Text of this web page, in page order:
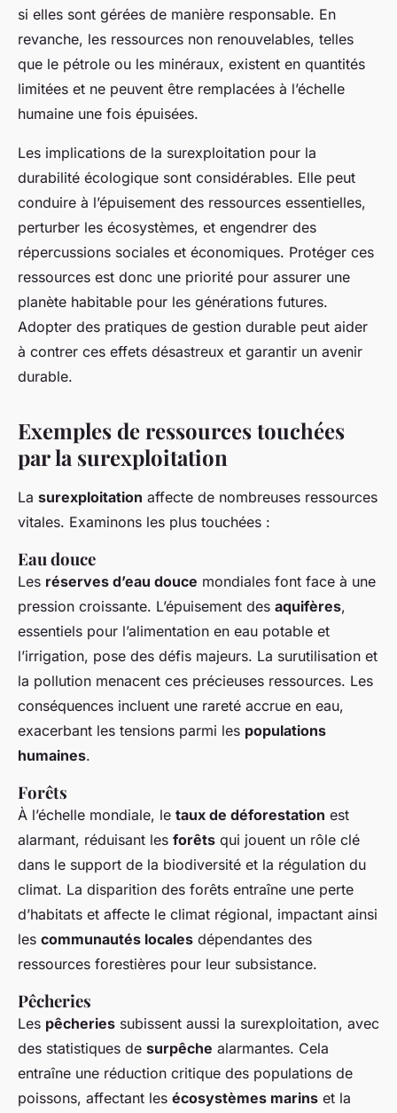
si elles sont gérées de manière responsable. En
revanche, les ressources non renouvelables, telles
que le pétrole ou les minéraux, existent en quantités
limitées et ne peuvent être remplacées à l’échelle
humaine une fois épuisées.
Les implications de la surexploitation pour la
durabilité écologique sont considérables. Elle peut
conduire à l’épuisement des ressources essentielles,
perturber les écosystèmes, et engendrer des
répercussions sociales et économiques. Protéger ces
ressources est donc une priorité pour assurer une
planète habitable pour les générations futures.
Adopter des pratiques de gestion durable peut aider
à contrer ces effets désastreux et garantir un avenir
durable.
Exemples de ressources touchées
par la surexploitation
La surexploitation affecte de nombreuses ressources
vitales. Examinons les plus touchées :
Eau douce
Les réserves d’eau douce mondiales font face à une
pression croissante. L’épuisement des aquifères,
essentiels pour l’alimentation en eau potable et
l’irrigation, pose des défis majeurs. La surutilisation et
la pollution menacent ces précieuses ressources. Les
conséquences incluent une rareté accrue en eau,
exacerbant les tensions parmi les populations
humaines.
Forêts
À l’échelle mondiale, le taux de déforestation est
alarmant, réduisant les forêts qui jouent un rôle clé
dans le support de la biodiversité et la régulation du
climat. La disparition des forêts entraîne une perte
d’habitats et affecte le climat régional, impactant ainsi
les communautés locales dépendantes des
ressources forestières pour leur subsistance.
Pêcheries
Les pêcheries subissent aussi la surexploitation, avec
des statistiques de surpêche alarmantes. Cela
entraîne une réduction critique des populations de
poissons, affectant les écosystèmes marins et la